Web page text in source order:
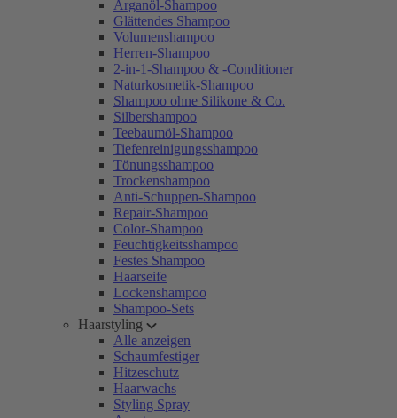
Arganöl-Shampoo
Glättendes Shampoo
Volumenshampoo
Herren-Shampoo
2-in-1-Shampoo & -Conditioner
Naturkosmetik-Shampoo
Shampoo ohne Silikone & Co.
Silbershampoo
Teebaumöl-Shampoo
Tiefenreinigungsshampoo
Tönungsshampoo
Trockenshampoo
Anti-Schuppen-Shampoo
Repair-Shampoo
Color-Shampoo
Feuchtigkeitsshampoo
Festes Shampoo
Haarseife
Lockenshampoo
Shampoo-Sets
Haarstyling
Alle anzeigen
Schaumfestiger
Hitzeschutz
Haarwachs
Styling Spray